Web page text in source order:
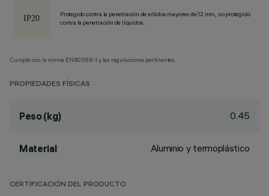
Protegido contra la penetración de sólidos mayores de 12 mm, no protegido
contra la penetración de líquidos.
Cumple con la norma EN60598-1 y las regulaciones pertinentes.
PROPIEDADES FÍSICAS
Peso (kg) 0.45
Material Aluminio y termoplástico
CERTIFICACIÓN DEL PRODUCTO